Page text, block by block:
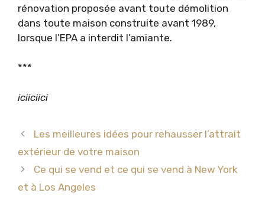
rénovation proposée avant toute démolition
dans toute maison construite avant 1989,
lorsque l’EPA a interdit l’amiante.
***
iciiciici
Les meilleures idées pour rehausser l’attrait
extérieur de votre maison
Ce qui se vend et ce qui se vend à New York
et à Los Angeles